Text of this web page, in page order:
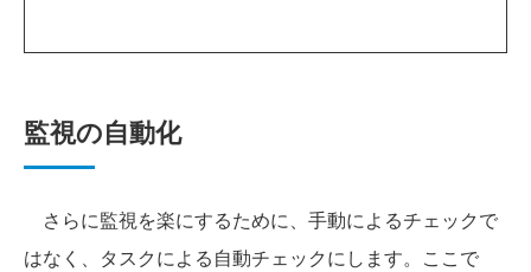
監視の自動化
さらに監視を楽にするために、手動によるチェックで
はなく、タスクによる自動チェックにします。ここで